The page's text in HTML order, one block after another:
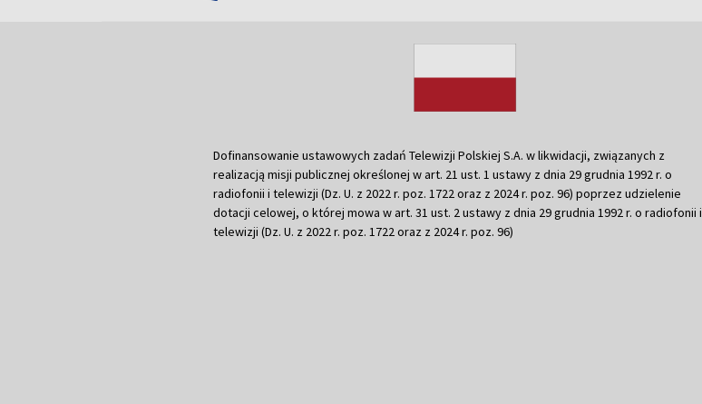
Dofinansowanie ustawowych zadań Telewizji Polskiej S.A. w likwidacji, związanych z
realizacją misji publicznej określonej w art. 21 ust. 1 ustawy z dnia 29 grudnia 1992 r. o
radiofonii i telewizji (Dz. U. z 2022 r. poz. 1722 oraz z 2024 r. poz. 96) poprzez udzielenie
dotacji celowej, o której mowa w art. 31 ust. 2 ustawy z dnia 29 grudnia 1992 r. o radiofonii i
telewizji (Dz. U. z 2022 r. poz. 1722 oraz z 2024 r. poz. 96)